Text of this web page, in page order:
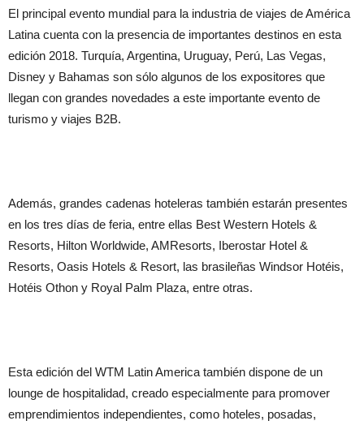
El principal evento mundial para la industria de viajes de América
Latina cuenta con la presencia de importantes destinos en esta
edición 2018. Turquía, Argentina, Uruguay, Perú, Las Vegas,
Disney y Bahamas son sólo algunos de los expositores que
llegan con grandes novedades a este importante evento de
turismo y viajes B2B.
Además, grandes cadenas hoteleras también estarán presentes
en los tres días de feria, entre ellas Best Western Hotels &
Resorts, Hilton Worldwide, AMResorts, Iberostar Hotel &
Resorts, Oasis Hotels & Resort, las brasileñas Windsor Hotéis,
Hotéis Othon y Royal Palm Plaza, entre otras.
Esta edición del WTM Latin America también dispone de un
lounge de hospitalidad, creado especialmente para promover
emprendimientos independientes, como hoteles, posadas,